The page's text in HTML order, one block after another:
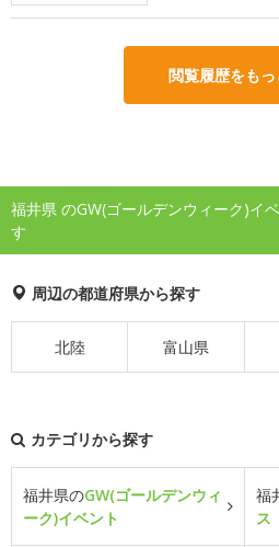
閲覧履歴をも
福井県 のGW(ゴールデンウィーク)イ
す
周辺の都道府県から探す
北陸 富山県
カテゴリから探す
福井県のGW(ゴールデンウィ
ーク)イベント
福
ス